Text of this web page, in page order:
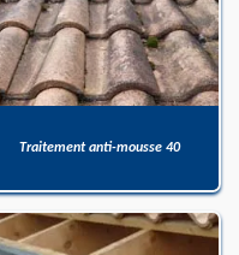
Traitement anti-mousse 40